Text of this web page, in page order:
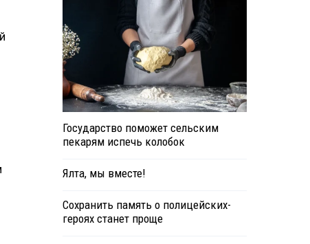
Государство поможет сельским
пекарям испечь колобок
Ялта, мы вместе!
Сохранить память о полицейских-
героях станет проще